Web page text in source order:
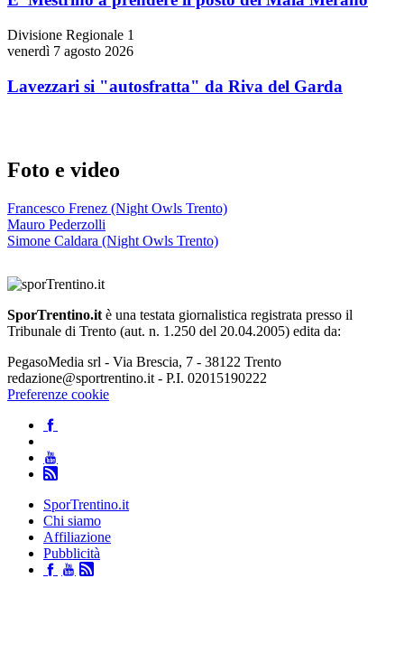
Divisione Regionale 1
venerdì 7 agosto 2026
Lavezzari si "autosfratta" da Riva del Garda
Foto e video
Francesco Frenez (Night Owls Trento)
Mauro Pederzolli
Simone Caldara (Night Owls Trento)
SporTrentino.it è una testata giornalistica registrata presso il
Tribunale di Trento (aut. n. 1.250 del 20.04.2005) edita da:
PegasoMedia srl - Via Brescia, 7 - 38122 Trento
redazione@sportrentino.it - P.I. 02015190222
Preferenze cookie
SporTrentino.it
Chi siamo
Affiliazione
Pubblicità